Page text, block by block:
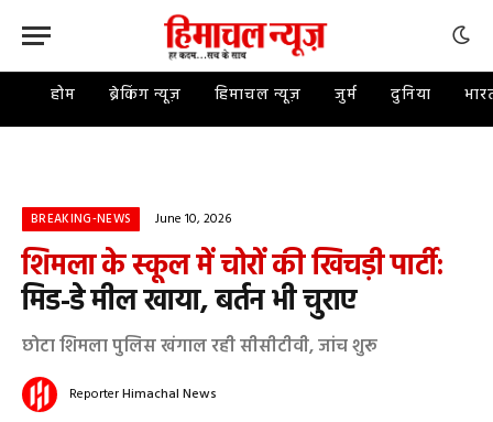
होम ब्रेकिंग न्यूज़ हिमाचल न्यूज़ जुर्म दुनिया
BREAKING-NEWS June 10, 2026
शिमला के स्कूल में चोरों की खिचड़ी पार्टी:
मिड-डे मील खाया, बर्तन भी चुराए
छोटा शिमला पुलिस खंगाल रही सीसीटीवी, जांच शुरू
ReporterHimachal News